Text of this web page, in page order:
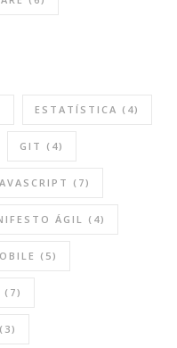
ESTATÍSTICA (4)
GIT (4)
(7)
ÁGIL (4)
(5)
(7)
(3)